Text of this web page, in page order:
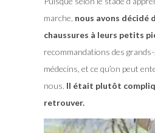
marche, nous avons décidé
chaussures à leurs petits
recommandations des
médecins, et ce qu’on peut
nous. Il était plutôt
retrouver.